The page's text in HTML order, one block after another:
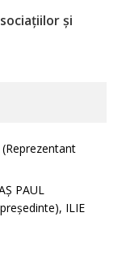
și
PAUL
ILIE